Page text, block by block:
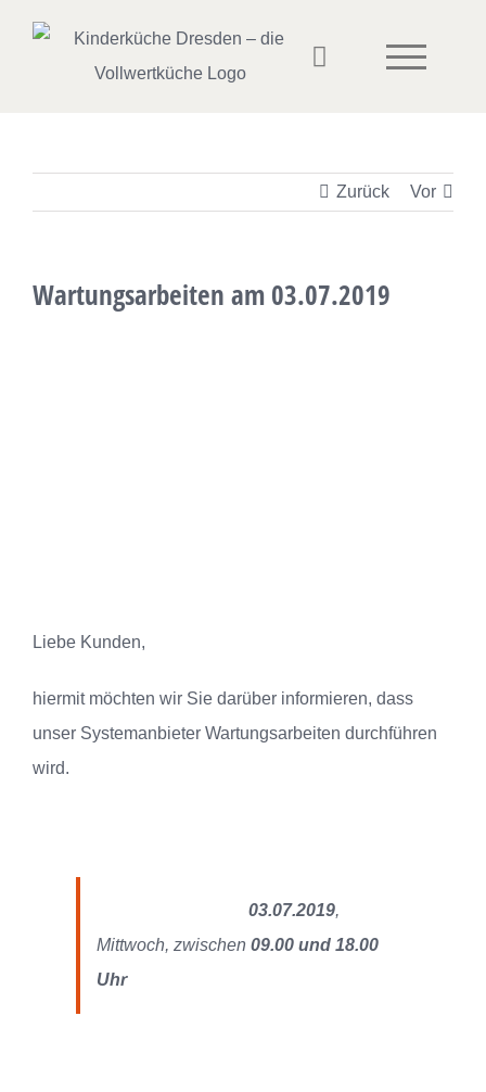
Zurück Vor
Wartungsarbeiten am 03.07.2019
Liebe Kunden,
hiermit möchten wir Sie darüber informieren, dass
unser Systemanbieter Wartungsarbeiten durchführen
wird.
03.07.2019,
Mittwoch, zwischen 09.00 und 18.00
Uhr